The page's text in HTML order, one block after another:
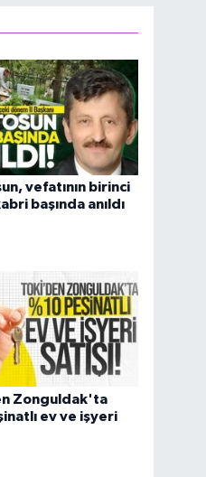
vefatının birinci
başında anıldı
Zonguldak'ta
ev ve işyeri